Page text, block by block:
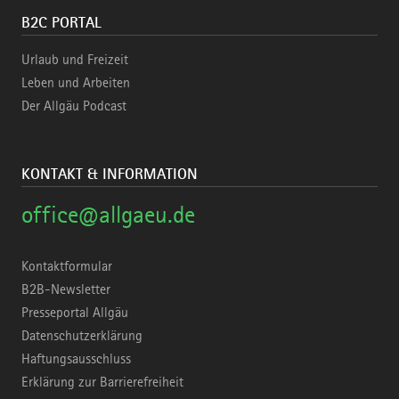
B2C PORTAL
Urlaub und Freizeit
Leben und Arbeiten
Der Allgäu Podcast
KONTAKT & INFORMATION
office@allgaeu.de
Kontaktformular
B2B-Newsletter
Presseportal Allgäu
Datenschutzerklärung
Haftungsausschluss
Erklärung zur Barrierefreiheit